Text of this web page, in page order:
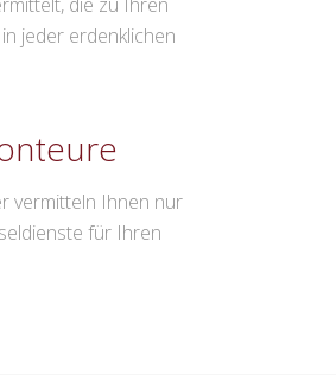
die zu Ihren
jeder erdenklichen
vermitteln Ihnen nur
für Ihren